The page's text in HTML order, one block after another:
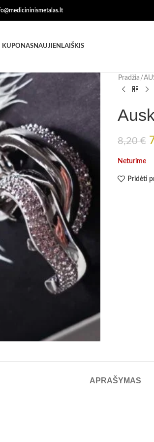
KUPONASNAUJIENLAIŠKIS
Pradžia
8,20€
Neturime
Pridėti
APRAŠYMAS